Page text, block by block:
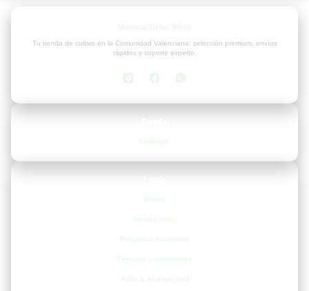
Tu tienda de cultivo en la Comunidad Valenciana: selección premium, envíos
rápidos y soporte experto.
Catálogo
Envíos
Devoluciones
Preguntas frecuentes
Términos y condiciones
Política de privacidad